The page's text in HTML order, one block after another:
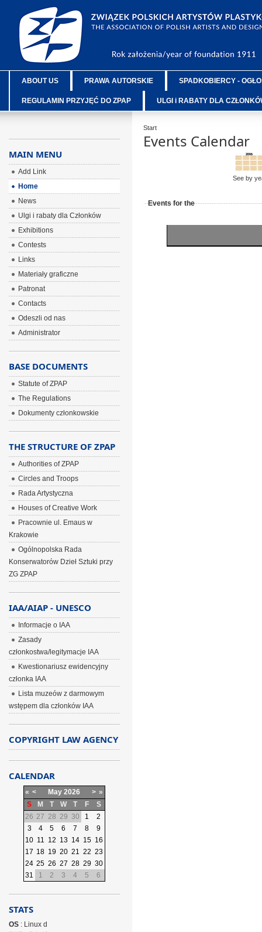
ABOUT US PRAWA AUTORSKIE SPADKOBIERCY -
REGULAMIN PRZYJĘĆ DO ZPAP ULGI i RABATY DLA
Start
Events Calendar
See by
Events for the
MAIN MENU
Add Link
Home
News
Ulgi i rabaty dla Członków
Exhibitions
Contests
Links
Materiały graficzne
Patronat
Contacts
Odeszli od nas
Administrator
BASE DOCUMENTS
Statute of ZPAP
The Regulations
Dokumenty członkowskie
THE STRUCTURE OF ZPAP
Authorities of ZPAP
Circles and Troops
Rada Artystyczna
Houses of Creative Work
Pracownie ul. Emaus w
Krakowie
Ogólnopolska Rada
Konserwatorów Dzieł Sztuki przy
ZG ZPAP
IAA/AIAP - UNESCO
Informacje o IAA
Zasady
członkostwa/legitymacje IAA
Kwestionariusz ewidencyjny
członka IAA
Lista muzeów z darmowym
wstępem dla członków IAA
COPYRIGHT LAW AGENCY
CALENDAR
« < May 2026 > »
S
M T W T F
S
26 27 28 29 30 1
2
3
4 5 6 7 8
9
10 11 12 13 14 15 16
17 18 19 20 21 22 23
24 25 26 27 28 29 30
31
1 2 3 4 5 6
STATS
OS: Linux d